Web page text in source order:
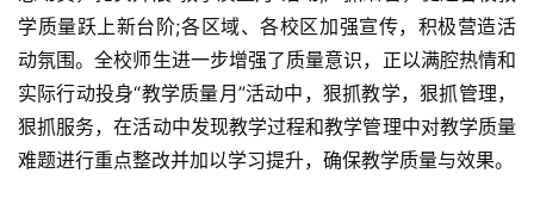
学质量跃上新台阶;各区域、各校区加强宣传，积极营造活
动氛围。全校师生进一步增强了质量意识，正以满腔热情和
实际行动投身“教学质量月”活动中，狠抓教学，狠抓管理，
狠抓服务，在活动中发现教学过程和教学管理中对教学质量
难题进行重点整改并加以学习提升，确保教学质量与效果。